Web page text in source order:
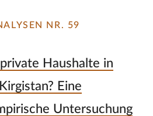
NR. 59
Haushalte in
Eine
Untersuchung